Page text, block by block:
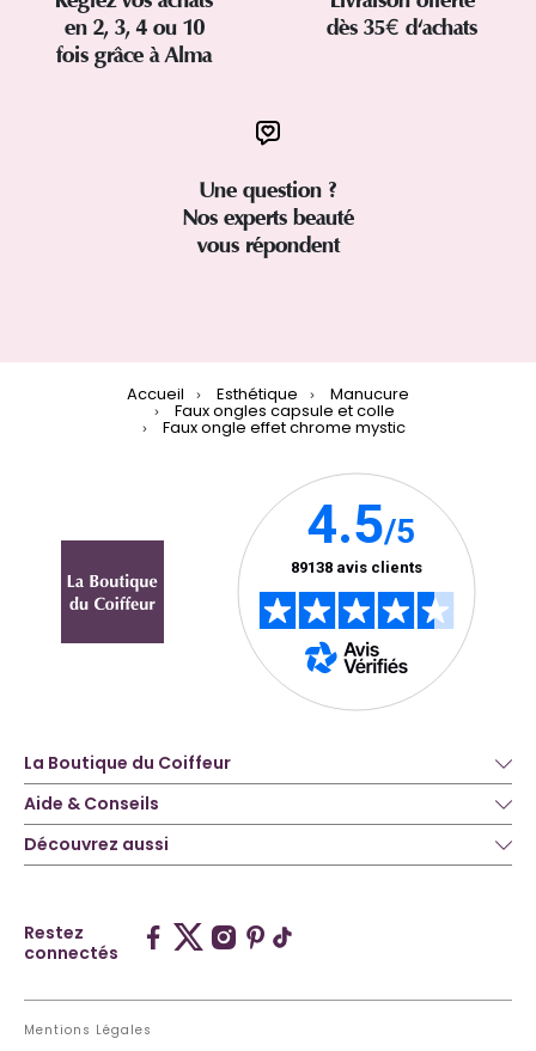
en 2, 3, 4 ou 10
fois grâce à Alma
dès 35€ d'achats
Une question ?
Nos experts beauté
vous répondent
Accueil Esthétique Manucure
Faux ongles capsule et colle
Faux ongle effet chrome mystic
La Boutique du Coiffeur
Aide & Conseils
Découvrez aussi
Restez
connectés
Mentions Légales